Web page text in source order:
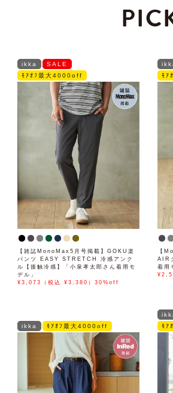
ikka
SALE
ﾓｱｵﾌ最大4000off
【雑誌MonoMax5月号掲載】GOKU楽
パンツ EASY STRETCH 冷感アンク
ル【接触冷感】「小泉孝太郎さん着用モ
デル」
¥3,073（税込 ¥3,380）30%off
ﾓｱ
【
AIR
着用
ikka ﾓｱｵﾌ最大4000off
ﾓｱ